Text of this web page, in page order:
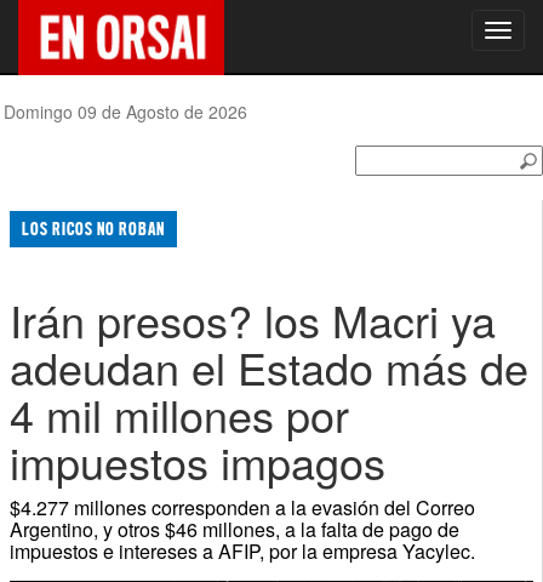
Domingo 09 de Agosto de 2026
LOS RICOS NO ROBAN
Irán presos? los Macri ya
adeudan el Estado más de
4 mil millones por
impuestos impagos
$4.277 millones corresponden a la evasión del Correo
Argentino, y otros $46 millones, a la falta de pago de
impuestos e intereses a AFIP, por la empresa Yacylec.